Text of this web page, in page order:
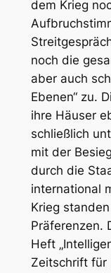
dem Krieg
noch die
aber auch
Ebenen“ zu.
ihre Häuser
schließlich
mit der
durch die
international
Krieg
Präferenzen.
Heft
Zeitschrift für